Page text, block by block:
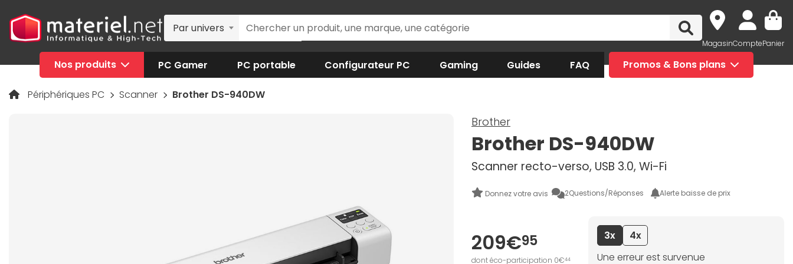
Par univers
MagasinComptePanier
Nos produits PC Gamer PC portable Configurateur PC Gaming Guides FAQ Promos & Bons plans
Périphériques PC Scanner Brother DS-940DW
Brother
Brother DS-940DW
Scanner recto-verso, USB 3.0, Wi-Fi
Donnez votre avis 2Questions/Réponses Alerte baisse de prix
209€95
dont éco-participation 0€44
3x
4x
Une erreur est survenue